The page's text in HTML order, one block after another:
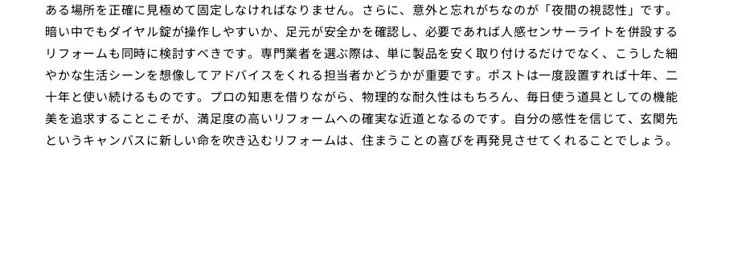
ある場所を正確に見極めて固定しなければなりません。さらに、意外と忘れがちなのが「夜間の視認性」です。
暗い中でもダイヤル錠が操作しやすいか、足元が安全かを確認し、必要であれば人感センサーライトを併設する
リフォームも同時に検討すべきです。専門業者を選ぶ際は、単に製品を安く取り付けるだけでなく、こうした細
やかな生活シーンを想像してアドバイスをくれる担当者かどうかが重要です。ポストは一度設置すれば十年、二
十年と使い続けるものです。プロの知恵を借りながら、物理的な耐久性はもちろん、毎日使う道具としての機能
美を追求することこそが、満足度の高いリフォームへの確実な近道となるのです。自分の感性を信じて、玄関先
というキャンバスに新しい命を吹き込むリフォームは、住まうことの喜びを再発見させてくれることでしょう。